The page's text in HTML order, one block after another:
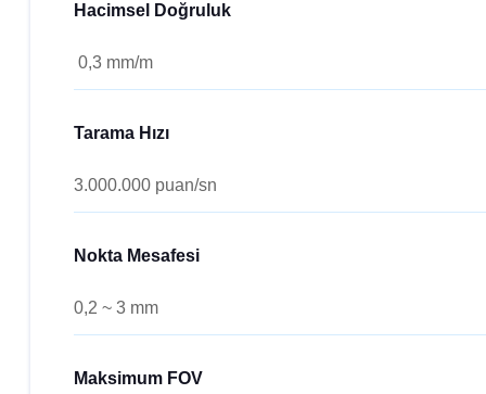
Hacimsel Doğruluk
0,3 mm/m
Tarama Hızı
3.000.000 puan/sn
Nokta Mesafesi
0,2 ~ 3 mm
Maksimum FOV